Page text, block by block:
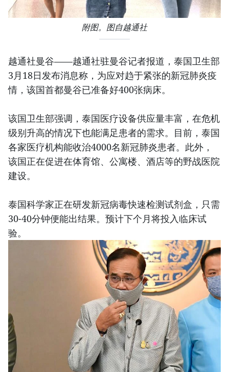
附图。图自越通社
越通社曼谷——越通社驻曼谷记者报道，泰国卫生部
3月18日发布消息称，为应对趋于紧张的新冠肺炎疫
情，该国首都曼谷已准备好400张病床。
该国卫生部强调，泰国医疗设备供应量丰富，在危机
级别升高的情况下也能满足患者的需求。目前，泰国
各家医疗机构能收治4000名新冠肺炎患者。此外，
该国正在促进在体育馆、公寓楼、酒店等的野战医院
建设。
泰国科学家正在研发新冠病毒快速检测试剂盒，只需
30-40分钟便能出结果。预计下个月将投入临床试
验。